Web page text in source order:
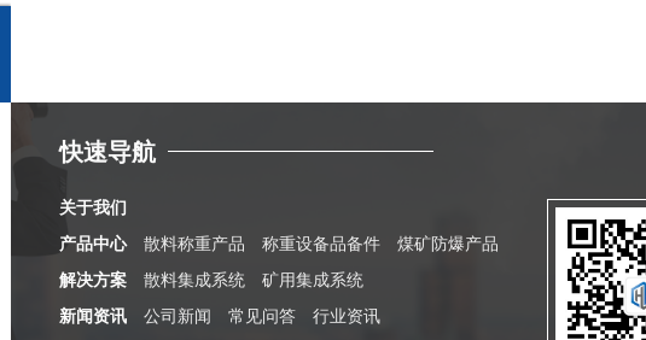
快速导航
关于我们
产品中心
散料称重产品 称重设备品备件
煤矿防爆产品
解决方案
散料集成系统
矿用集成系统
新闻资讯
公司新闻 常见问答 行业资讯